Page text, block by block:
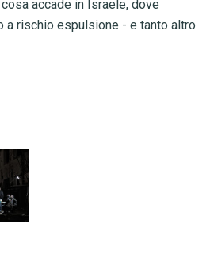
accade in Israele, dove
a rischio espulsione - e tanto altro